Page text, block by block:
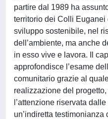
partire dal 1989 ha
territorio dei Colli Euganei
sviluppo sostenibile, nel
dell’ambiente, ma anche
in esso vive e lavora. Il
approfondisce l’esame
comunitario grazie al
realizzazione del
l’attenzione riservata
un’indiretta